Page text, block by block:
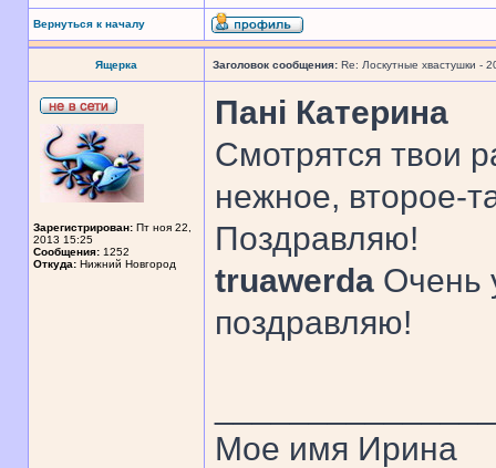
Вернуться к началу
Ящерка Заголовок сообщения: Re: Лоскутные хвастушки -
Зарегистрирован: Пт ноя 22,
2013 15:25
Сообщения: 1252
Откуда: Нижний Новгород
Панi Катерина
Смотрятся твои
нежное, второе-
Поздравляю!
truawerda Очень
поздравляю!
Мое имя Ирина